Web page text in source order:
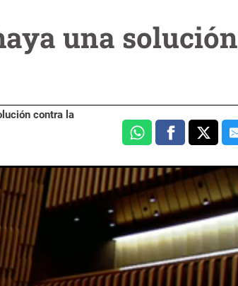
una solución
contra la